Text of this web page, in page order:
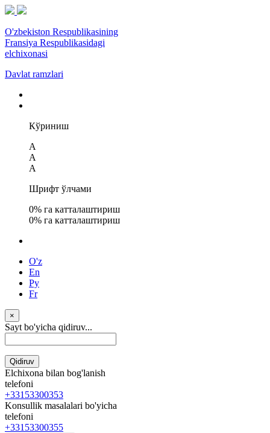
O'zbekiston Respublikasining
Fransiya Respublikasidagi
elchixonasi
Davlat ramzlari
Кўриниш
A
A
A
Шрифт ўлчами
0% га катталаштириш
0% га катталаштириш
O'z
En
Ру
Fr
×
Sayt bo'yicha qidiruv...
Qidiruv
Elchixona bilan bog'lanish
telefoni
+33153300353
Konsullik masalalari bo'yicha
telefoni
+33153300355